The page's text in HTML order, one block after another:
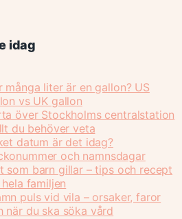
idag
många liter är en gallon? US
vs UK gallon
över Stockholms centralstation
du behöver veta
datum är det idag?
och namnsdagar
som barn gillar – tips och recept
familjen
puls vid vila – orsaker, faror
när du ska söka vård